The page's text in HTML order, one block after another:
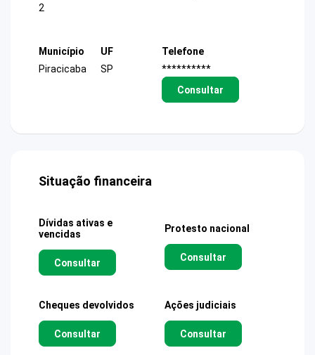
2
Município
Piracicaba
UF
SP
Telefone
**********
Consultar
Situação financeira
Dívidas ativas e
vencidas
Consultar
Protesto nacional
Consultar
Cheques devolvidos
Consultar
Ações judiciais
Consultar